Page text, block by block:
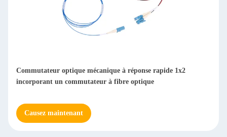
Commutateur optique mécanique à réponse rapide 1x2
incorporant un commutateur à fibre optique
Causez maintenant